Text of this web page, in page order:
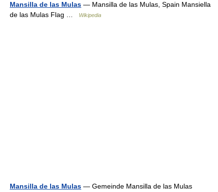
Mansilla de las Mulas — Mansilla de las Mulas, Spain Mansiella
de las Mulas Flag …
Wikipedia
Mansilla de las Mulas — Gemeinde Mansilla de las Mulas